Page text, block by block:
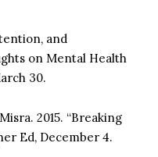
and
on Mental Health
30.
2015. “Breaking
Ed, December 4.